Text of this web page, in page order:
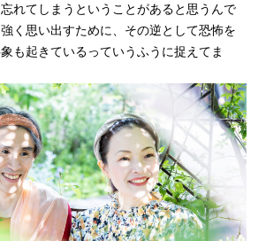
れてしまうということがあると思うんで
く思い出すために、その逆として恐怖を
も起きているっていうふうに捉えてま